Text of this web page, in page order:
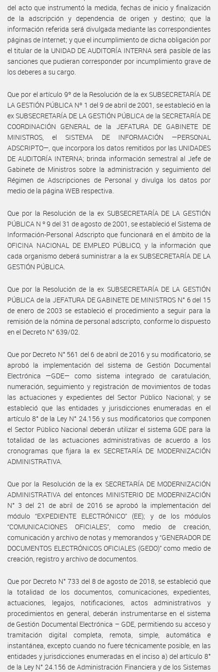
del acto que instrumentó la medida, fechas de inicio y finalización
de la adscripción y dependencia de origen y destino; que la
información referida será divulgada mediante las correspondientes
páginas de Internet; y que el incumplimiento de dicha obligación por
el titular de la UNIDAD DE AUDITORÍA INTERNA será pasible de las
sanciones que pudieran corresponder por incumplimiento grave de
los deberes a su cargo.
Que por el artículo 9º de la Resolución de la ex SUBSECRETARÍA DE
LA GESTIÓN PÚBLICA Nº 1 del 9 de abril de 2001, se estableció en la
ex SUBSECRETARÍA DE LA GESTIÓN PÚBLICA de la SECRETARÍA DE
COORDINACIÓN GENERAL de la JEFATURA DE GABINETE DE
MINISTROS, el SISTEMA DE INFORMACIÓN —PERSONAL
ADSCRIPTO—, que incorpora los datos remitidos por las UNIDADES
DE AUDITORÍA INTERNA; brinda información semestral al Jefe de
Gabinete de Ministros sobre la administración y seguimiento del
Régimen de Adscripciones de Personal y divulga los datos por
medio de la página WEB respectiva.
Que por la Resolución de la ex SUBSECRETARÍA DE LA GESTIÓN
PÚBLICA N º 9 del 31 de agosto de 2001, se estableció el Sistema de
Información-Personal Adscripto que funcionará en el ámbito de la
OFICINA NACIONAL DE EMPLEO PÚBLICO, y la información que
cada organismo deberá suministrar a la ex SUBSECRETARÍA DE LA
GESTIÓN PÚBLICA.
Que por la Resolución de la ex SUBSECRETARÍA DE LA GESTIÓN
PÚBLICA de la JEFATURA DE GABINETE DE MINISTROS N° 6 del 15
de enero de 2003 se estableció el procedimiento a seguir para la
remisión de la nómina de personal adscripto, conforme lo dispuesto
en el Decreto N° 639/02.
Que por Decreto N° 561 del 6 de abril de 2016 y su modificatorio, se
aprobó la implementación del sistema de Gestión Documental
Electrónica —GDE— como sistema integrado de caratulación,
numeración, seguimiento y registración de movimientos de todas
las actuaciones y expedientes del Sector Público Nacional; y se
estableció que las entidades y jurisdicciones enumeradas en el
artículo 8° de la Ley N° 24.156 y sus modificatorios que componen
el Sector Público Nacional deberán utilizar el sistema GDE para la
totalidad de las actuaciones administrativas de acuerdo a los
cronogramas que fijara la ex SECRETARÍA DE MODERNIZACIÓN
ADMINISTRATIVA.
Que por la Resolución de la ex SECRETARÍA DE MODERNIZACIÓN
ADMINISTRATIVA del entonces MINISTERIO DE MODERNIZACIÓN
N° 3 del 21 de abril de 2016 se aprobó la implementación del
módulo “EXPEDIENTE ELECTRÓNICO” (EE); y de los módulos
“COMUNICACIONES OFICIALES”, como medio de creación,
comunicación y archivo de notas y memorandos y “GENERADOR DE
DOCUMENTOS ELECTRÓNICOS OFICIALES (GEDO)” como medio de
creación, registro y archivo de documentos.
Que por Decreto N° 733 del 8 de agosto de 2018, se estableció que
la totalidad de los documentos, comunicaciones, expedientes,
actuaciones, legajos, notificaciones, actos administrativos y
procedimientos en general, deberán instrumentarse en el sistema
de Gestión Documental Electrónica – GDE, permitiendo su acceso y
tramitación digital completa, remota, simple, automática e
instantánea, excepto cuando no fuere técnicamente posible, en las
entidades y jurisdicciones enumeradas en el inciso a) del artículo 8°
de la Ley N° 24.156 de Administración Financiera y de los Sistemas